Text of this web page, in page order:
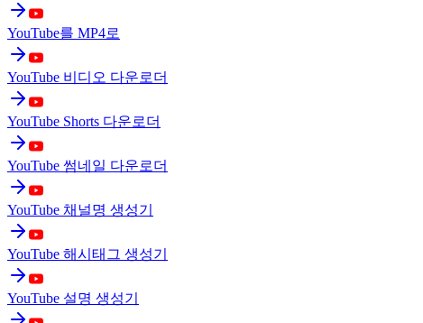
YouTube를 MP4로
YouTube 비디오 다운로더
YouTube Shorts 다운로더
YouTube 썸네일 다운로더
YouTube 채널명 생성기
YouTube 해시태그 생성기
YouTube 설명 생성기